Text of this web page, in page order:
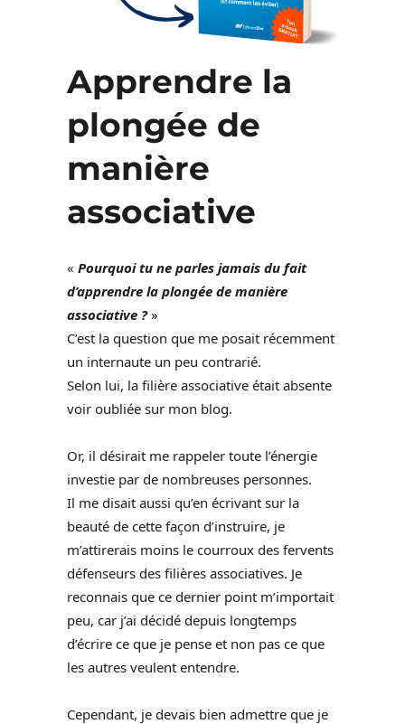
Apprendre la
plongée de
manière
associative
« Pourquoi tu ne parles jamais du fait
d’apprendre la plongée de manière
associative ?»
C’est la question que me posait récemment
un internaute un peu contrarié.
Selon lui, la filière associative était absente
voir oubliée sur mon blog.
Or, il désirait me rappeler toute l’énergie
investie par de nombreuses personnes.
Il me disait aussi qu’en écrivant sur la
beauté de cette façon d’instruire, je
m’attirerais moins le courroux des fervents
défenseurs des filières associatives. Je
reconnais que ce dernier point m’importait
peu, car j’ai décidé depuis longtemps
d’écrire ce que je pense et non pas ce que
les autres veulent entendre.
Cependant, je devais bien admettre que je